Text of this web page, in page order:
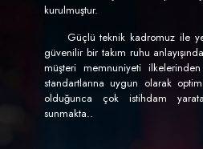
kurulmuştur.
Güçlü teknik kadromuz ile
güvenilir bir takım ruhu
müşteri memnuniyeti
standartlarına uygun olarak
olduğunca çok istihdam
sunmakta..